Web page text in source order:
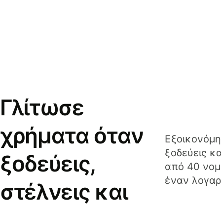
Γλίτωσε
χρήματα όταν
ξοδεύεις,
στέλνεις και
ξοδεύεις
από 40
έναν